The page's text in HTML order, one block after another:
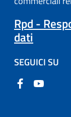
Rpd -
dati
SEGUICI SU